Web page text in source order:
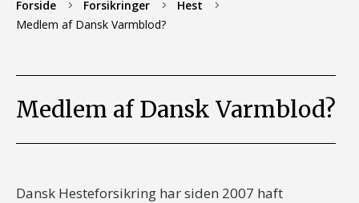
Forside Forsikringer
Hest
Medlem af Dansk Varmblod?
Medlem af Dansk Varmblod?
Dansk Hesteforsikring har siden 2007 haft